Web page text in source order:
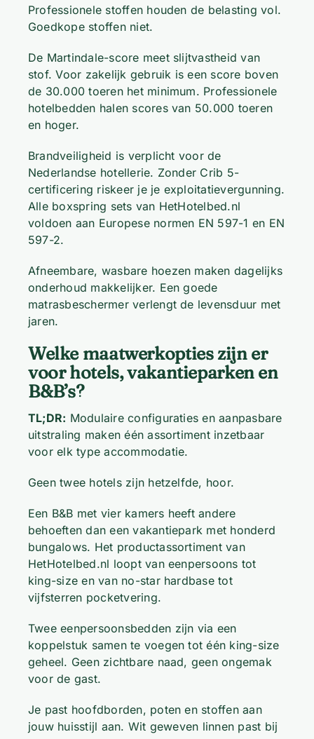
Professionele stoffen houden de belasting vol.
Goedkope stoffen niet.
De Martindale-score meet slijtvastheid van
stof. Voor zakelijk gebruik is een score boven
de 30.000 toeren het minimum. Professionele
hotelbedden halen scores van 50.000 toeren
en hoger.
Brandveiligheid is verplicht voor de
Nederlandse hotellerie. Zonder Crib 5-
certificering riskeer je je exploitatievergunning.
Alle boxspring sets van HetHotelbed.nl
voldoen aan Europese normen EN 597-1 en EN
597-2.
Afneembare, wasbare hoezen maken dagelijks
onderhoud makkelijker. Een goede
matrasbeschermer verlengt de levensduur met
jaren.
Welke maatwerkopties zijn er
voor hotels, vakantieparken en
B&B’s?
TL;DR: Modulaire configuraties en aanpasbare
uitstraling maken één assortiment inzetbaar
voor elk type accommodatie.
Geen twee hotels zijn hetzelfde, hoor.
Een B&B met vier kamers heeft andere
behoeften dan een vakantiepark met honderd
bungalows. Het productassortiment van
HetHotelbed.nl loopt van eenpersoons tot
king-size en van no-star hardbase tot
vijfsterren pocketvering.
Twee eenpersoonsbedden zijn via een
koppelstuk samen te voegen tot één king-size
geheel. Geen zichtbare naad, geen ongemak
voor de gast.
Je past hoofdborden, poten en stoffen aan
jouw huisstijl aan. Wit geweven linnen past bij